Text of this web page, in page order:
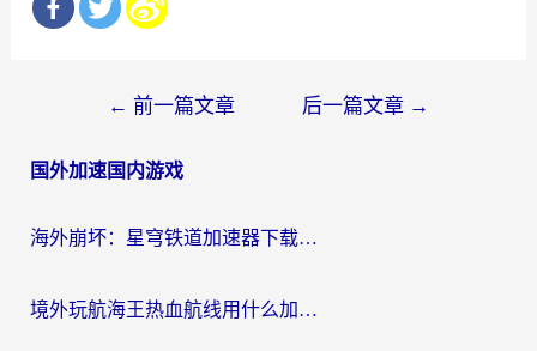
导
← 前一篇文章 后一篇文章 →
国外加速国内游戏
海外崩坏：星穹铁道加速器下载安装：一份给游子的终极网络指南
境外玩航海王热血航线用什么加速器？2026海外玩家实测最优方案（附欧洲问道堡垒前线加速技巧）